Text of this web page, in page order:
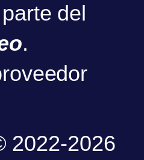
del
.
2022-2026